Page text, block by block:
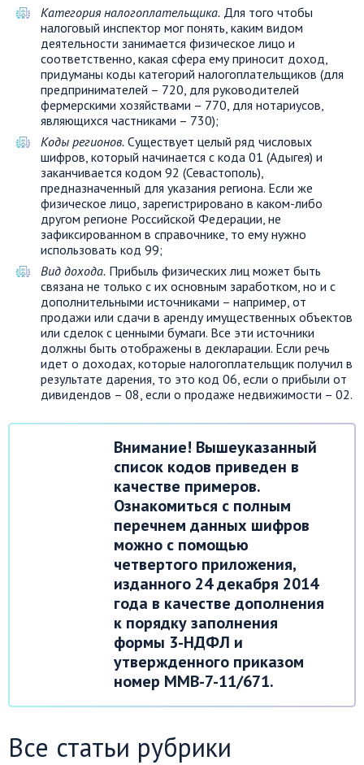
Категория налогоплательщика. Для того чтобы
налоговый инспектор мог понять, каким видом
деятельности занимается физическое лицо и
соответственно, какая сфера ему приносит доход,
придуманы коды категорий налогоплательщиков (для
предпринимателей – 720, для руководителей
фермерскими хозяйствами – 770, для нотариусов,
являющихся частниками – 730);
Коды регионов. Существует целый ряд числовых
шифров, который начинается с кода 01 (Адыгея) и
заканчивается кодом 92 (Севастополь),
предназначенный для указания региона. Если же
физическое лицо, зарегистрировано в каком-либо
другом регионе Российской Федерации, не
зафиксированном в справочнике, то ему нужно
использовать код 99;
Вид дохода. Прибыль физических лиц может быть
связана не только с их основным заработком, но и с
дополнительными источниками – например, от
продажи или сдачи в аренду имущественных объектов
или сделок с ценными бумаги. Все эти источники
должны быть отображены в декларации. Если речь
идет о доходах, которые налогоплательщик получил в
результате дарения, то это код 06, если о прибыли от
дивидендов – 08, если о продаже недвижимости – 02.
Внимание! Вышеуказанный
список кодов приведен в
качестве примеров.
Ознакомиться с полным
перечнем данных шифров
можно с помощью
четвертого приложения,
изданного 24 декабря 2014
года в качестве дополнения
к порядку заполнения
формы 3-НДФЛ и
утвержденного приказом
номер ММВ-7-11/671.
Все статьи рубрики